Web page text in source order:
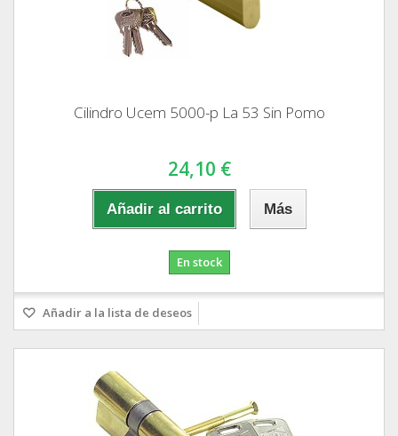
Cilindro Ucem 5000-p La 53 Sin Pomo
24,10 €
Añadir al carrito Más
En stock
Añadir a la lista de deseos